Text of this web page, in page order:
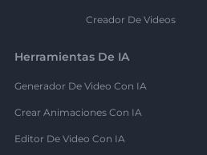
Creador De Videos
Herramientas De IA
Generador De Video Con IA
Crear Animaciones Con IA
Editor De Video Con IA